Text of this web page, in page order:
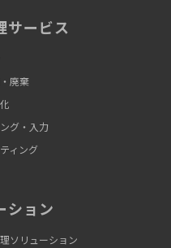
サービス
廃棄
グ・入力
ィング
ション
ソリューション